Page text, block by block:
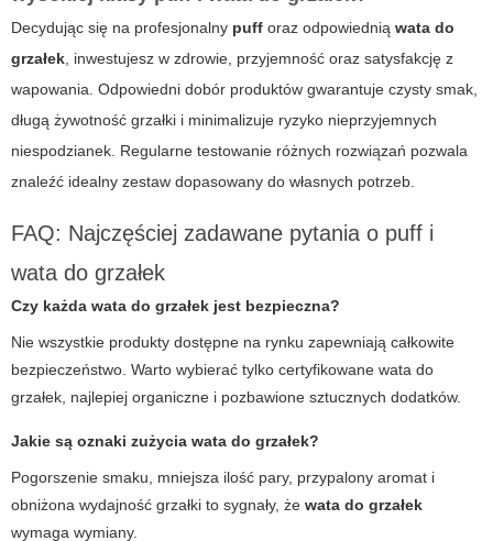
Decydując się na profesjonalny puff oraz odpowiednią wata do
grzałek , inwestujesz w zdrowie, przyjemność oraz satysfakcję z
wapowania. Odpowiedni dobór produktów gwarantuje czysty smak,
długą żywotność grzałki i minimalizuje ryzyko nieprzyjemnych
niespodzianek. Regularne testowanie różnych rozwiązań pozwala
znaleźć idealny zestaw dopasowany do własnych potrzeb.
FAQ: Najczęściej zadawane pytania o puff i
wata do grzałek
Czy każda wata do grzałek jest bezpieczna?
Nie wszystkie produkty dostępne na rynku zapewniają całkowite
bezpieczeństwo. Warto wybierać tylko certyfikowane wata do
grzałek, najlepiej organiczne i pozbawione sztucznych dodatków.
Jakie są oznaki zużycia wata do grzałek?
Pogorszenie smaku, mniejsza ilość pary, przypalony aromat i
obniżona wydajność grzałki to sygnały, że wata do grzałek
wymaga wymiany.